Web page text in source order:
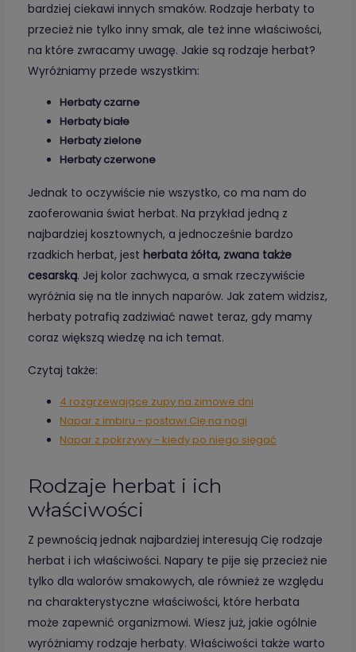
bardziej ciekawi innych smaków. Rodzaje herbaty to
przecież nie tylko inny smak, ale też inne właściwości,
na które zwracamy uwagę. Jakie są rodzaje herbat?
Wyróżniamy przede wszystkim:
Herbaty czarne
Herbaty białe
Herbaty zielone
Herbaty czerwone
Jednak to oczywiście nie wszystko, co ma nam do
zaoferowania świat herbat. Na przykład jedną z
najbardziej kosztownych, a jednocześnie bardzo
rzadkich herbat, jest herbata żółta, zwana także
cesarską. Jej kolor zachwyca, a smak rzeczywiście
wyróżnia się na tle innych naparów. Jak zatem widzisz,
herbaty potrafią zadziwiać nawet teraz, gdy mamy
coraz większą wiedzę na ich temat.
Czytaj także:
4 rozgrzewające zupy na zimowe dni
Napar z imbiru - postawi Cię na nogi
Napar z pokrzywy - kiedy po niego sięgać
Rodzaje herbat i ich
właściwości
Z pewnością jednak najbardziej interesują Cię rodzaje
herbat i ich właściwości. Napary te pije się przecież nie
tylko dla walorów smakowych, ale również ze względu
na charakterystyczne właściwości, które herbata
może zapewnić organizmowi. Wiesz już, jakie ogólnie
wyróżniamy rodzaje herbaty. Właściwości także warto